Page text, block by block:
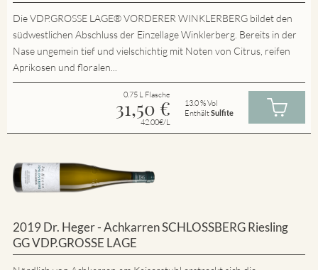
Die VDP.GROSSE LAGE® VORDERER WINKLERBERG bildet den
südwestlichen Abschluss der Einzellage Winklerberg. Bereits in der
Nase ungemein tief und vielschichtig mit Noten von Citrus, reifen
Aprikosen und floralen...
0.75 L Flasche
31,50 €
42.00€/L
13.0 % Vol
EnthältSulfite
2019 Dr. Heger - Achkarren SCHLOSSBERG Riesling
GG VDP.GROSSE LAGE